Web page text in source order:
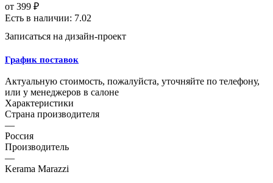
от 399 ₽
Есть в наличии: 7.02
Записаться на дизайн-проект
График поставок
Актуальную стоимость, пожалуйста, уточняйте по телефону,
или у менеджеров в салоне
Характеристики
Страна производителя
—
Россия
Производитель
—
Kerama Marazzi